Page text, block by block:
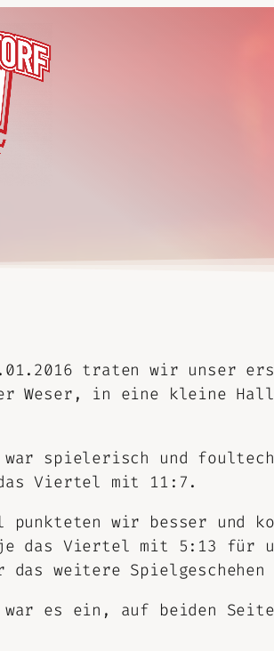
traten wir unser
Weser, in eine kleine
spielerisch und
Viertel mit 11:7.
wir besser und
das Viertel mit 5:13
weitere Spielgeschehen
war es ein, auf beiden